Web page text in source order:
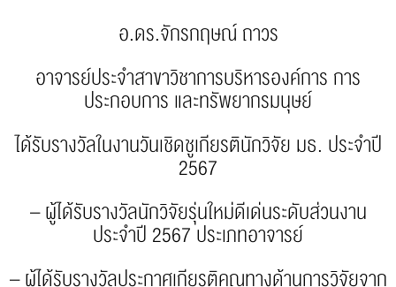
อ.ดร.จักรกฤษณ์ ถาวร
อาจารย์ประจำสาขาวิชาการบริหารองค์การ การ
ประกอบการ และทรัพยากรมนุษย์
ได้รับรางวัลในงานวันเชิดชูเกียรตินักวิจัย มธ. ประจำปี
2567
– ผู้ได้รับรางวัลนักวิจัยรุ่นใหม่ดีเด่นระดับส่วนงาน
ประจำปี 2567 ประเภทอาจารย์
– ผู้ได้รับรางวัลประกาศเกียรติคุณทางด้านการวิจัยจาก